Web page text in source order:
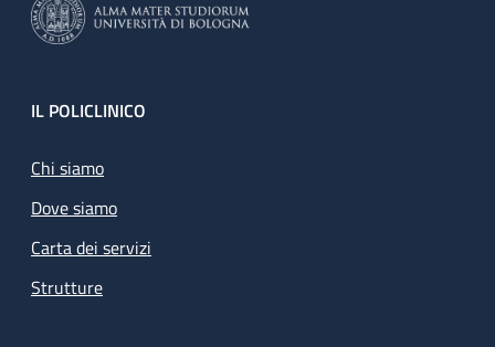
Footer
IL POLICLINICO
Chi siamo
Dove siamo
Carta dei servizi
Strutture